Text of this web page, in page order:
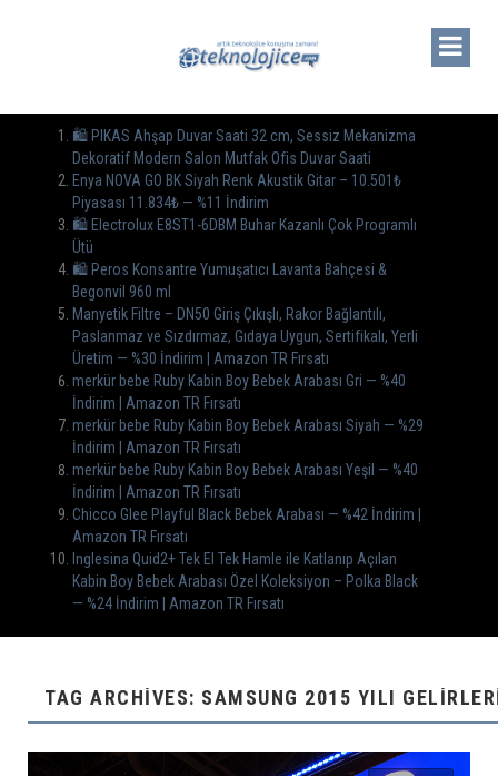
🛍️ PIKAS Ahşap Duvar Saati 32 cm, Sessiz Mekanizma
Dekoratif Modern Salon Mutfak Ofis Duvar Saati
Enya NOVA GO BK Siyah Renk Akustik Gitar – 10.501₺
Piyasası 11.834₺ — %11 İndirim
🛍 Electrolux E8ST1-6DBM Buhar Kazanlı Çok Programlı
Ütü
🛍️ Peros Konsantre Yumuşatıcı Lavanta Bahçesi &
Begonvil 960 ml
Manyetik Filtre – DN50 Giriş Çıkışlı, Rakor Bağlantılı,
Paslanmaz ve Sızdırmaz, Gıdaya Uygun, Sertifikalı, Yerli
Üretim — %30 İndirim | Amazon TR Fırsatı
merkür bebe Ruby Kabin Boy Bebek Arabası Gri — %40
İndirim | Amazon TR Fırsatı
merkür bebe Ruby Kabin Boy Bebek Arabası Siyah — %29
İndirim | Amazon TR Fırsatı
merkür bebe Ruby Kabin Boy Bebek Arabası Yeşil — %40
İndirim | Amazon TR Fırsatı
Chicco Glee Playful Black Bebek Arabası — %42 İndirim |
Amazon TR Fırsatı
Inglesina Quid2+ Tek El Tek Hamle ile Katlanıp Açılan
Kabin Boy Bebek Arabası Özel Koleksiyon – Polka Black
— %24 İndirim | Amazon TR Fırsatı
TAG ARCHIVES: SAMSUNG 2015 YILI